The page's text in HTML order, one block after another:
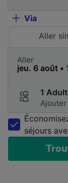
Via
Aller
Aller
1
séjours